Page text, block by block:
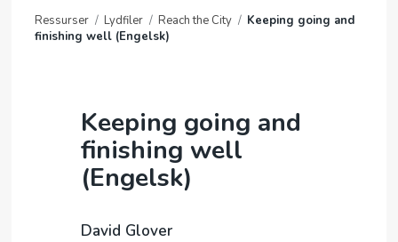
NETTBUTIKK
MIN SIDE
Ressurser / Lydfiler / Reach the City / Keeping going and
finishing well (Engelsk)
Keeping going and
finishing well
(Engelsk)
David Glover